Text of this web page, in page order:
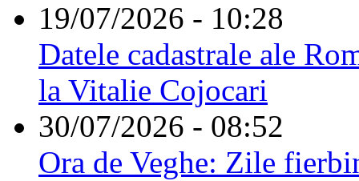
19/07/2026 - 10:28
Datele cadastrale ale
la Vitalie Cojocari
30/07/2026 - 08:52
Ora de Veghe: Zile